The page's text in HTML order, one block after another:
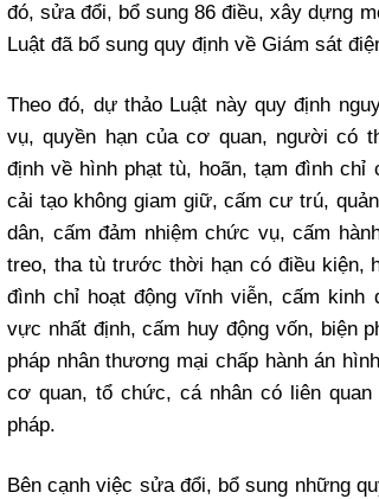
đó, sửa đổi, bổ sung 86 điều, xây dựng
Luật đã bổ sung quy định về Giám sát
Theo đó, dự thảo Luật này quy định
vụ, quyền hạn của cơ quan, người có
định về hình phạt tù, hoãn, tạm đình
cải tạo không giam giữ, cấm cư trú,
dân, cấm đảm nhiệm chức vụ, cấm
treo, tha tù trước thời hạn có điều kiện,
đình chỉ hoạt động vĩnh viễn, cấm kinh
vực nhất định, cấm huy động vốn, biện
pháp nhân thương mại chấp hành án
cơ quan, tổ chức, cá nhân có liên
pháp.
Bên cạnh việc sửa đổi, bổ sung những